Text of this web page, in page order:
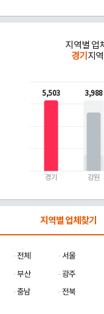
지역별 업
경기 지
5,503
경기
3,988
강원
지역별 업체찾기
전체 서울
부산
광주
충남
전북